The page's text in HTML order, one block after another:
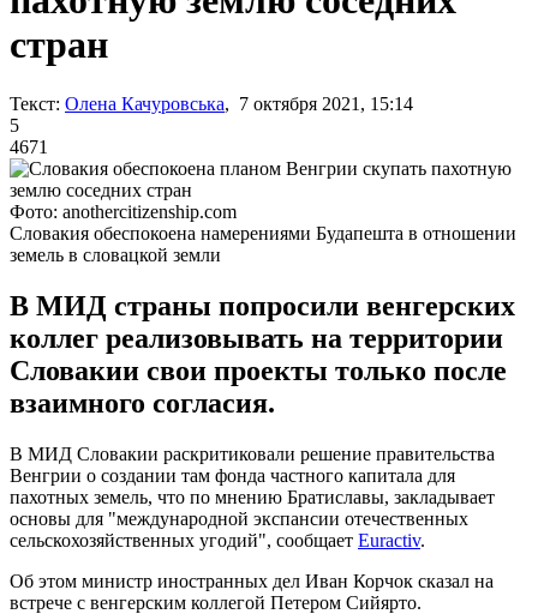
стран
Текст: Олена Качуровська, 7 октября 2021, 15:14
5
4671
Фото: anothercitizenship.com
Словакия обеспокоена намерениями Будапешта в отношении
земель в словацкой земли
В МИД страны попросили венгерских
коллег реализовывать на территории
Словакии свои проекты только после
взаимного согласия.
В МИД Словакии раскритиковали решение правительства
Венгрии о создании там фонда частного капитала для
пахотных земель, что по мнению Братиславы, закладывает
основы для "международной экспансии отечественных
сельскохозяйственных угодий", сообщает Euractiv.
Об этом министр иностранных дел Иван Корчок сказал на
встрече с венгерским коллегой Петером Сийярто.